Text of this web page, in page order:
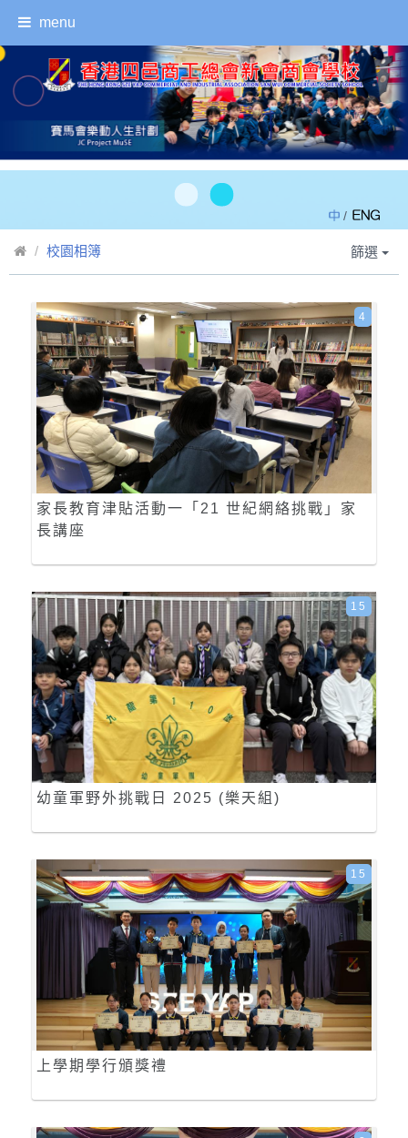
menu
/
校園相簿 篩選
家長教育津貼活動一「21 世紀網絡挑戰」家
長講座
4
幼童軍野外挑戰日 2025 (樂天組)
15
上學期學行頒獎禮
15